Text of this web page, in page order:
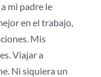
mi padre le
en el trabajo,
Mis
Viajar a
Ni siquiera un